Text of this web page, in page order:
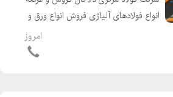
انواع فولادهای آلیاژی فروش انواع ورق و
لوله مانیسمان ورق ضدسایش ساختمانی
امروز